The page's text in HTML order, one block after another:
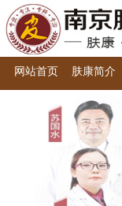
网站首页 肤康简介